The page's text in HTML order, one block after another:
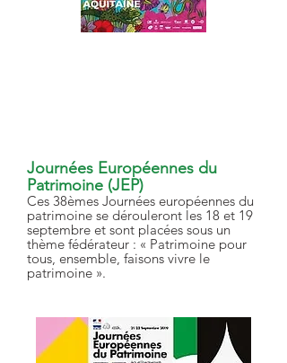
Journées Européennes du
Patrimoine (JEP)
Ces 38èmes Journées européennes du
patrimoine se dérouleront les 18 et 19
septembre et sont placées sous un
thème fédérateur : « Patrimoine pour
tous, ensemble, faisons vivre le
patrimoine ».